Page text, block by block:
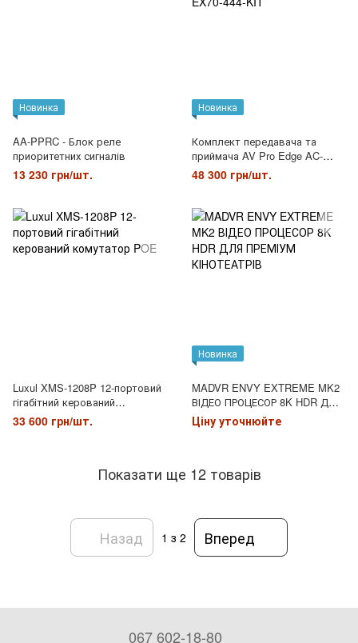
Новинка
AA-PPRC - Блок реле
приоритетних сигналів
13 230 грн/шт.
Новинка
Комплект передавача та
приймача AV Pro Edge AC-
EX70-444-KIT
48 300 грн/шт.
Luxul XMS-1208P 12-портовий
гігабітний керований
комутатор POE
33 600 грн/шт.
Новинка
MADVR ENVY EXTREME MK2
ВІДЕО ПРОЦЕСОР 8K HDR ДЛЯ
ПРЕМІУМ КІНОТЕАТРІВ
Ціну уточнюйте
Показати ще 12 товарів
Назад 1 з 2 Вперед
067 602-18-80